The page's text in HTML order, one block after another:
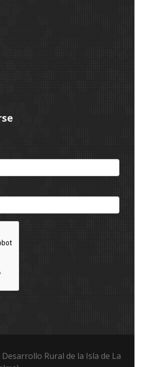
Rural de la Isla de La